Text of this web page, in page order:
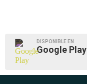
DISPONIBLE EN
Google Play